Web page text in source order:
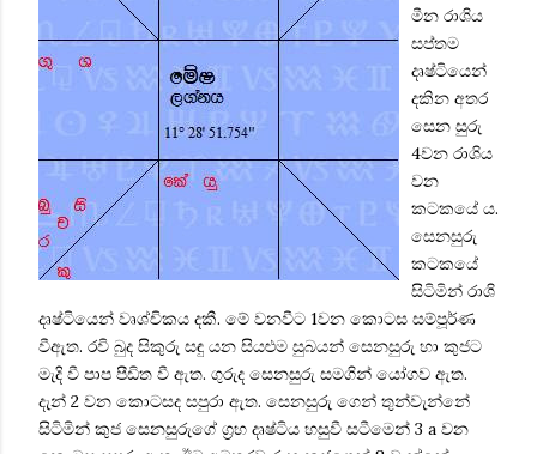
මීන රාශිය
සප්තම
දෘෂ්ටියෙන්
දකින අතර
සෙන සුරු
4වන රාශිය
වන
කටකයේ ය.
සෙනසුරු
කටකයේ
සිටිමින් රාශි
දෘෂ්ටියෙන් වෘශ්චිකය දකී. මේ වනවීට 1වන කොටස සම්පූර්ණ
වීඇත. රවි බුද සිකුරු සඳු යන සියළුම සුබයන් සෙනසුරු හා කුජට
මැදි වී පාප පීඩිත වී ඇත. ගුරුද සෙනසුරු සමගින් යෝගව ඇත.
දැන් 2 වන කොටසද සපුරා ඇත. සෙනසුරු ගෙන් තුන්වැන්නේ
සිටිමින් කුජ සෙනසුරුගේ ග්‍රහ දෘෂ්ටිය හසුවී සටීමෙන් 3 a වන